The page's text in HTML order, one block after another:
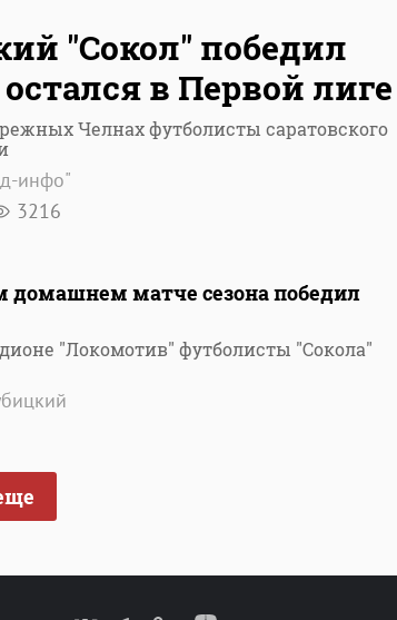
"Сокол" победил
в Первой лиге
Челнах футболисты саратовского
инфо"
3216
домашнем матче сезона победил
"Локомотив" футболисты "Сокола"